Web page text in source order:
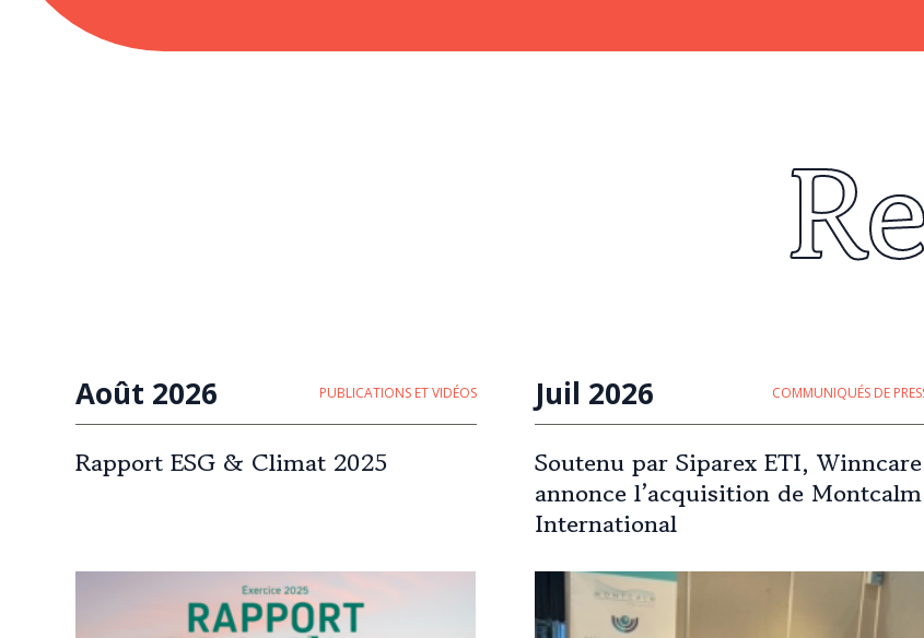
Août 2026 PUBLICATIONS ET VIDÉOS
Rapport ESG & Climat 2025
Juil 2026 COMMUNIQUÉS DE
Soutenu par Siparex ETI, Winncare
annonce l’acquisition de Montcalm
International